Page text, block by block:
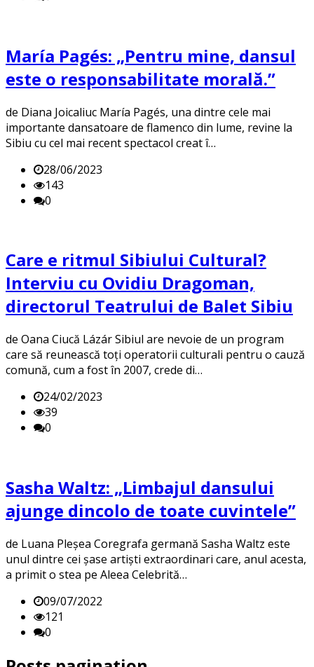
María Pagés: „Pentru mine, dansul
este o responsabilitate morală.”
de Diana Joicaliuc María Pagés, una dintre cele mai
importante dansatoare de flamenco din lume, revine la
Sibiu cu cel mai recent spectacol creat î…
28/06/2023
143
0
Care e ritmul Sibiului Cultural?
Interviu cu Ovidiu Dragoman,
directorul Teatrului de Balet Sibiu
de Oana Ciucă Lázár Sibiul are nevoie de un program
care să reunească toți operatorii culturali pentru o cauză
comună, cum a fost în 2007, crede di…
24/02/2023
39
0
Sasha Waltz: „Limbajul dansului
ajunge dincolo de toate cuvintele”
de Luana Pleșea Coregrafa germană Sasha Waltz este
unul dintre cei șase artiști extraordinari care, anul acesta,
a primit o stea pe Aleea Celebrită…
09/07/2022
121
0